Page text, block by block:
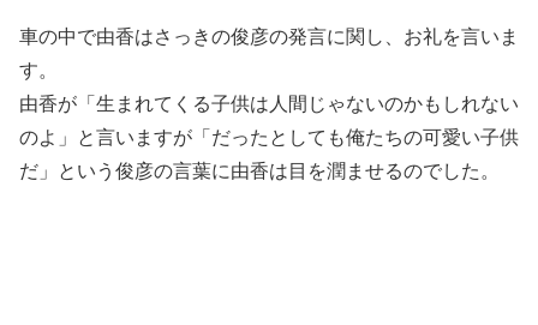
車の中で由香はさっきの俊彦の発言に関し、お礼を言いま
す。
由香が「生まれてくる子供は人間じゃないのかもしれない
のよ」と言いますが「だったとしても俺たちの可愛い子供
だ」という俊彦の言葉に由香は目を潤ませるのでした。